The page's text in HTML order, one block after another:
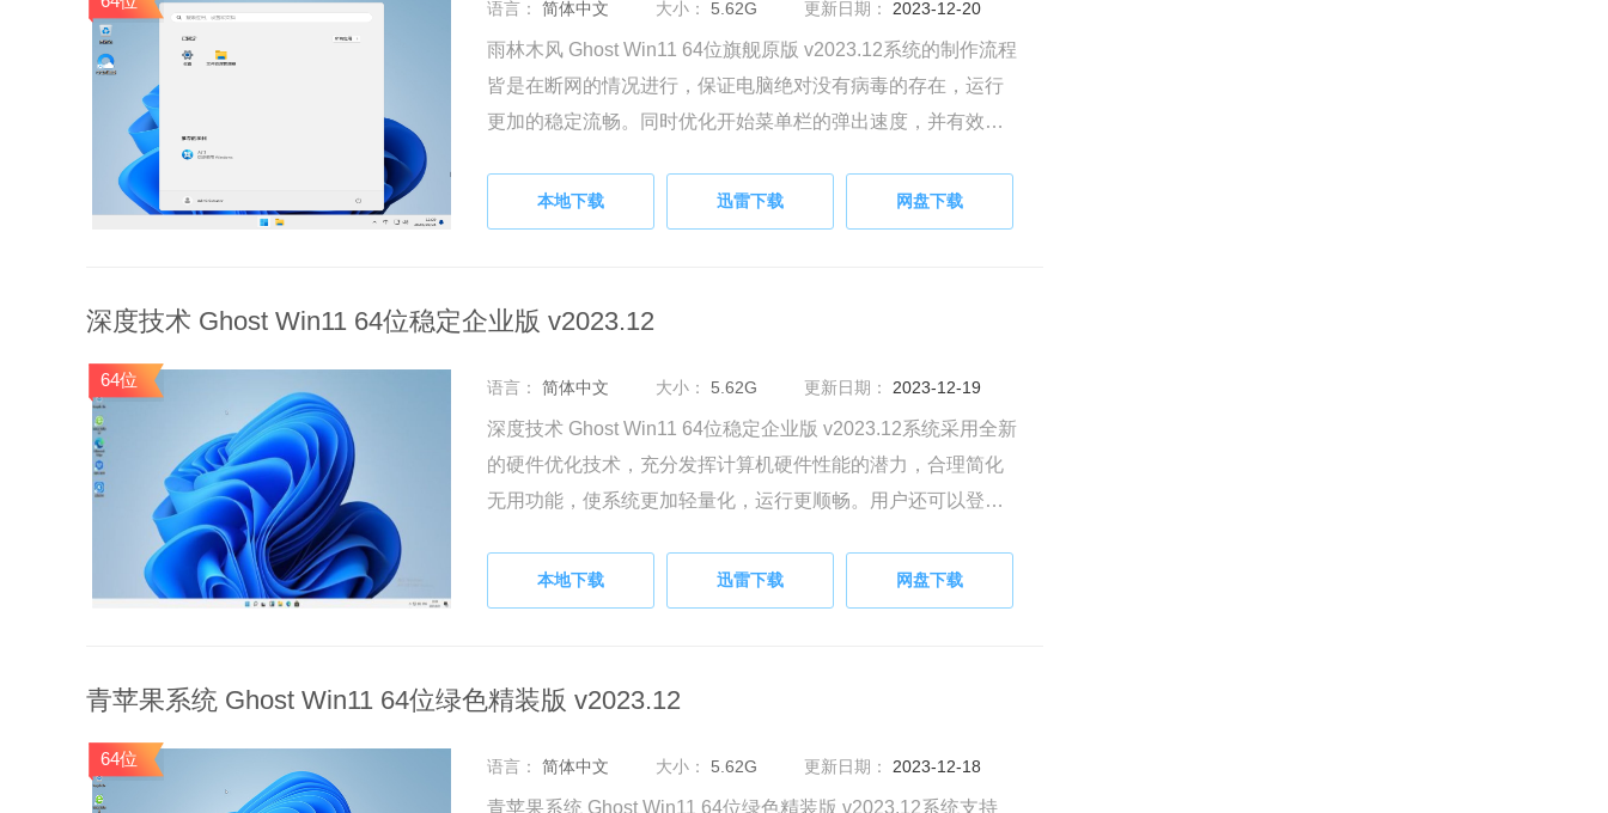
语言： 简体中文 大小： 5.62G 更新日期： 2023-12-20
雨林木风 Ghost Win11 64位旗舰原版 v2023.12系统的制作流程
皆是在断网的情况进行，保证电脑绝对没有病毒的存在，运行
更加的稳定流畅。同时优化开始菜单栏的弹出速度，并有效降
本地下载 迅雷下载 网盘下载
深度技术 Ghost Win11 64位稳定企业版 v2023.12
64位 语言： 简体中文 大小： 5.62G 更新日期： 2023-12-19
深度技术 Ghost Win11 64位稳定企业版 v2023.12系统采用全新
的硬件优化技术，充分发挥计算机硬件性能的潜力，合理简化
无用功能，使系统更加轻量化，运行更顺畅。用户还可以登录
本地下载 迅雷下载 网盘下载
青苹果系统 Ghost Win11 64位绿色精装版 v2023.12
64位 语言： 简体中文 大小： 5.62G 更新日期： 2023-12-18
青苹果系统 Ghost Win11 64位绿色精装版 v2023.12系统支持